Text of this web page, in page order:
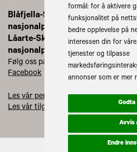
formål: for å aktivere
funksjonalitet på
bedre opplevelse på
interessen din for
tjenester og tilpasse
annonser som er mer
Godta
Avvis
Endre
Blåfjella-Skjækerfjella-Lierne
nasjonalparkstyre/
Låarte-Skæhkeren-Lijre
nasjonalpaarhkeståvroe
Følg oss på:
Facebook
Instagram
Les vår personvernerklæring
Les vår tilgjengelighetserklæring